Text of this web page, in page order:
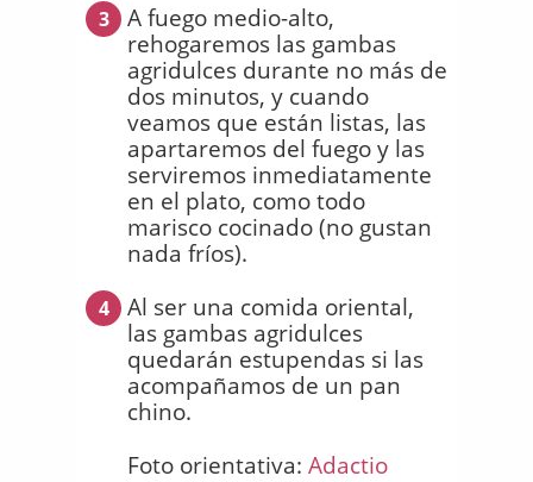
3
A fuego medio-alto,
rehogaremos las gambas
agridulces durante no más de
dos minutos, y cuando
veamos que están listas, las
apartaremos del fuego y las
serviremos inmediatamente
en el plato, como todo
marisco cocinado (no gustan
nada fríos).
4
Al ser una comida oriental,
las gambas agridulces
quedarán estupendas si las
acompañamos de un pan
chino.
Foto orientativa: Adactio